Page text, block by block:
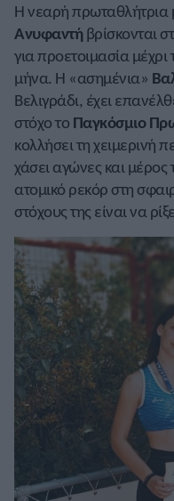
Η νεαρή πρωταθλήτρια
Ανυφαντήβρίσκονται
για προετοιμασία
μήνα. Η «ασημένια»
Βελιγράδι, έχει
στόχο το Παγκόσμιο
κολλήσει τη χειμερινή
χάσει αγώνες και
ατομικό ρεκόρ στη
στόχους της είναι να